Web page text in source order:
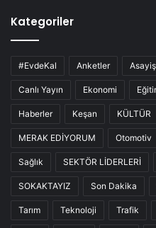
Kategoriler
#EvdeKal Anketler Asayiş
Canlı Yayın Ekonomi
Haberler Keşan KÜLTÜR
MERAK EDİYORUM Otomotiv
Sağlık SEKTÖR LİDERLERİ
SOKAKTAYIZ Son Dakika
Tarım Teknoloji Trafik